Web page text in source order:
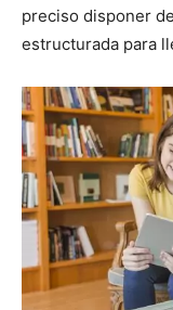
preciso disponer
estructurada para